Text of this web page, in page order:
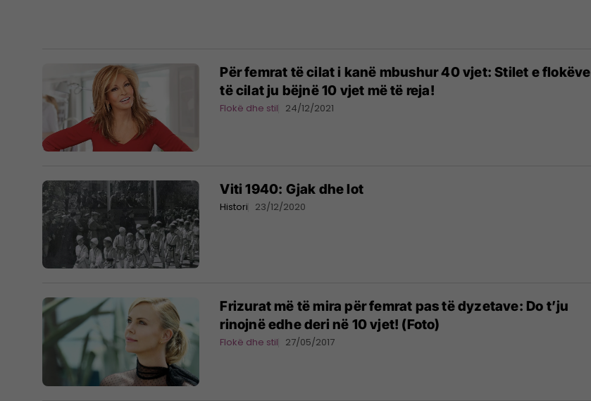
Për femrat të cilat i kanë mbushur 40 vjet: Stilet e flokëve
të cilat ju bëjnë 10 vjet më të reja!
Flokë dhe stil 24/12/2021
Viti 1940: Gjak dhe lot
Histori 23/12/2020
Frizurat më të mira për femrat pas të dyzetave: Do t’ju
rinojnë edhe deri në 10 vjet! (Foto)
Flokë dhe stil 27/05/2017